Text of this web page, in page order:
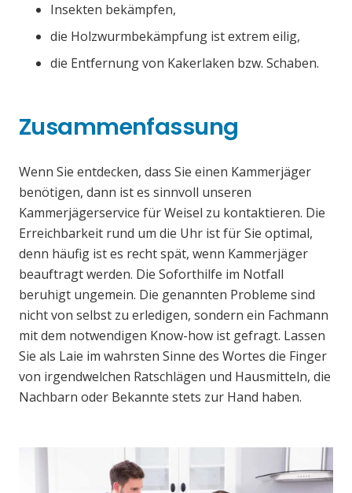
Insekten bekämpfen,
die Holzwurmbekämpfung ist extrem eilig,
die Entfernung von Kakerlaken bzw. Schaben.
Zusammenfassung
Wenn Sie entdecken, dass Sie einen Kammerjäger
benötigen, dann ist es sinnvoll unseren
Kammerjägerservice für Weisel zu kontaktieren. Die
Erreichbarkeit rund um die Uhr ist für Sie optimal,
denn häufig ist es recht spät, wenn Kammerjäger
beauftragt werden. Die Soforthilfe im Notfall
beruhigt ungemein. Die genannten Probleme sind
nicht von selbst zu erledigen, sondern ein Fachmann
mit dem notwendigen Know-how ist gefragt. Lassen
Sie als Laie im wahrsten Sinne des Wortes die Finger
von irgendwelchen Ratschlägen und Hausmitteln, die
Nachbarn oder Bekannte stets zur Hand haben.